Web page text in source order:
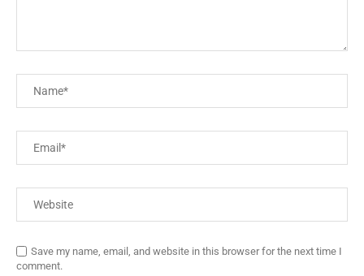
Save my name, email, and website in this browser for the next time I
comment.